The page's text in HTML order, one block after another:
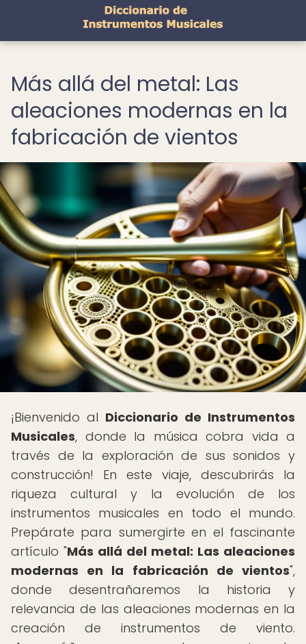
Más allá del metal: Las
aleaciones modernas en la
fabricación de vientos
¡Bienvenido al Diccionario de Instrumentos
Musicales, donde la música cobra vida a
través de la exploración de sus sonidos y
construcción! En este viaje, descubrirás la
riqueza cultural y la evolución de los
instrumentos musicales en todo el mundo.
Prepárate para sumergirte en el fascinante
artículo "Más allá del metal: Las aleaciones
modernas en la fabricación de vientos",
donde desentrañaremos la historia y
relevancia de las aleaciones modernas en la
creación de instrumentos de viento.